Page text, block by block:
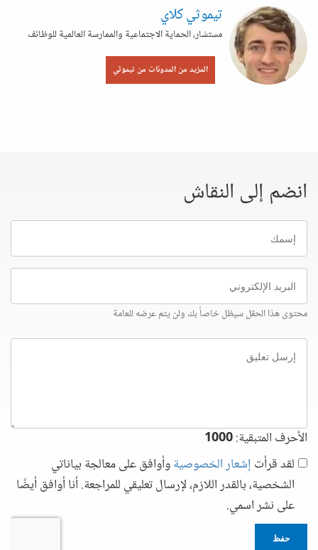
تيموثي كلاي
مستشار، الحماية الاجتماعية والممارسة العالمية للوظائف
المزيد من المدونات من تيموثي
انضم إلى النقاش
إسمك
البريد
الإلكتروني
محتوى هذا الحقل سيظل خاصاً بك ولن يتم عرضه للعامة
إرسل
تعليق
الأحرف المتبقية:1000
لقد قرأت إشعار الخصوصيةوأوافق على معالجة بياناتي
الشخصية، بالقدر اللازم، لإرسال تعليقي للمراجعة. أنا أوافق أيضًا
على نشر اسمي.
حفظ